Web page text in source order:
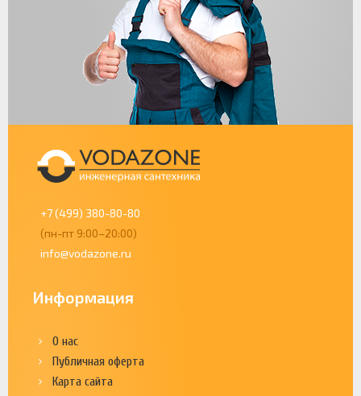
+7 (499) 380-80-80
(пн-пт 9:00–20:00)
info@vodazone.ru
Информация
О нас
Публичная оферта
Карта сайта